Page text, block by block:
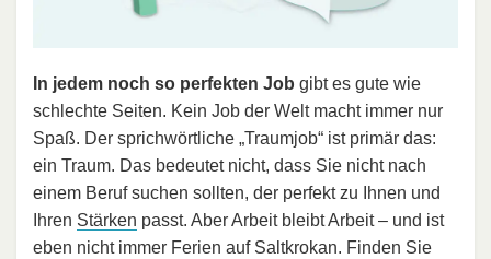
In jedem noch so perfekten Job gibt es gute wie
schlechte Seiten. Kein Job der Welt macht immer nur
Spaß. Der sprichwörtliche „Traumjob“ ist primär das:
ein Traum. Das bedeutet nicht, dass Sie nicht nach
einem Beruf suchen sollten, der perfekt zu Ihnen und
Ihren Stärken passt. Aber Arbeit bleibt Arbeit – und ist
eben nicht immer Ferien auf Saltkrokan. Finden Sie